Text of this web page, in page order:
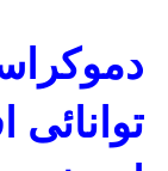
توانائی